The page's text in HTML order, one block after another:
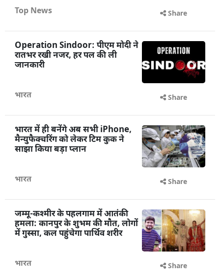
Top News Share
Operation Sindoor: पीएम मोदी ने
रातभर रखी नजर, हर पल की ली
जानकारी
भारत Share
भारत में ही बनेंगे अब सभी iPhone,
मैन्युफैक्चरिंग को लेकर टिम कुक ने
साझा किया बड़ा प्लान
भारत Share
जम्मू-कश्मीर के पहलगाम में आतंकी
हमला: कानपुर के शुभम की मौत, लोगों
में गुस्सा, कल पहुंचेगा पार्थिव शरीर
भारत Share